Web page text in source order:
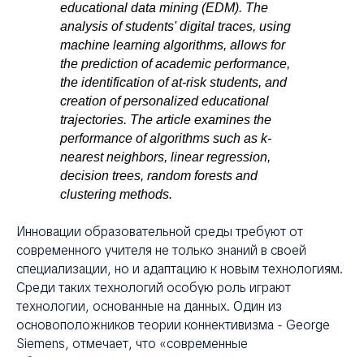
educational data mining (EDM). The
analysis of students' digital traces, using
machine learning algorithms, allows for
the prediction of academic performance,
the identification of at-risk students, and
creation of personalized educational
trajectories. The article examines the
performance of algorithms such as k-
nearest neighbors, linear regression,
decision trees, random forests and
clustering methods.
Инновации образовательной среды требуют от
современного учителя не только знаний в своей
специализации, но и адаптацию к новым технологиям.
Среди таких технологий особую роль играют
технологии, основанные на данных. Один из
основоположников теории коннективизма - George
Siemens, отмечает, что «современные